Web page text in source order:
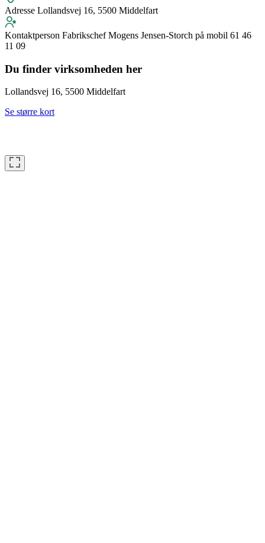
Adresse Lollandsvej 16, 5500 Middelfart
Kontaktperson Fabrikschef Mogens Jensen-Storch på mobil 61 46
11 09
Du finder virksomheden her
Lollandsvej 16, 5500 Middelfart
Se større kort